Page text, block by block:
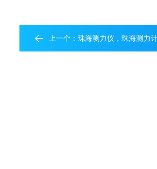
上一个：珠海测力仪，珠海测力